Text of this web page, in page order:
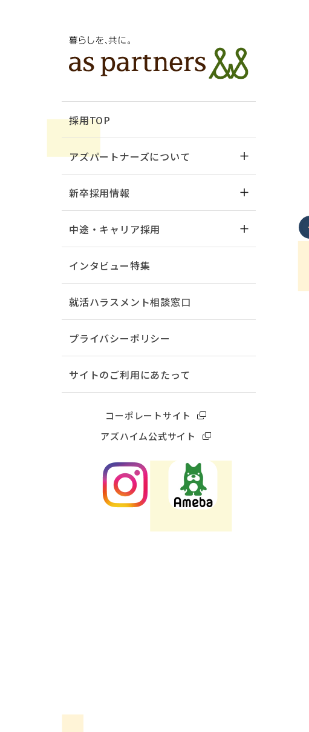
採用TOP
アズパートナーズについて
新卒採用情報
中途・キャリア採用
インタビュー特集
就活ハラスメント相談窓口
プライバシーポリシー
サイトのご利用にあたって
コーポレートサイト
アズハイム公式サイト